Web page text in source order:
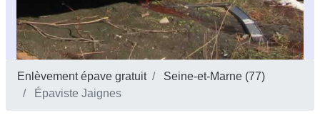
Enlèvement épave gratuit
Seine-et-Marne (77)
Épaviste Jaignes